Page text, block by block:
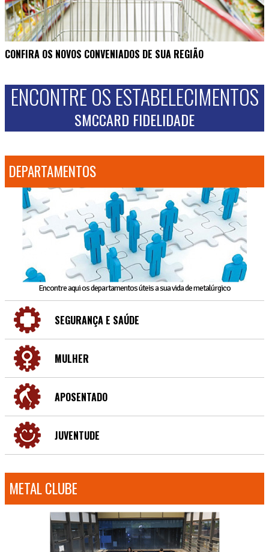
CONFIRA OS NOVOS CONVENIADOS DE SUA REGIÃO
ENCONTRE OS ESTABELECIMENTOS
SMCCARD FIDELIDADE
DEPARTAMENTOS
Encontre aqui os departamentos úteis a sua vida de metalúrgico
SEGURANÇA E SAÚDE
MULHER
APOSENTADO
JUVENTUDE
METAL CLUBE